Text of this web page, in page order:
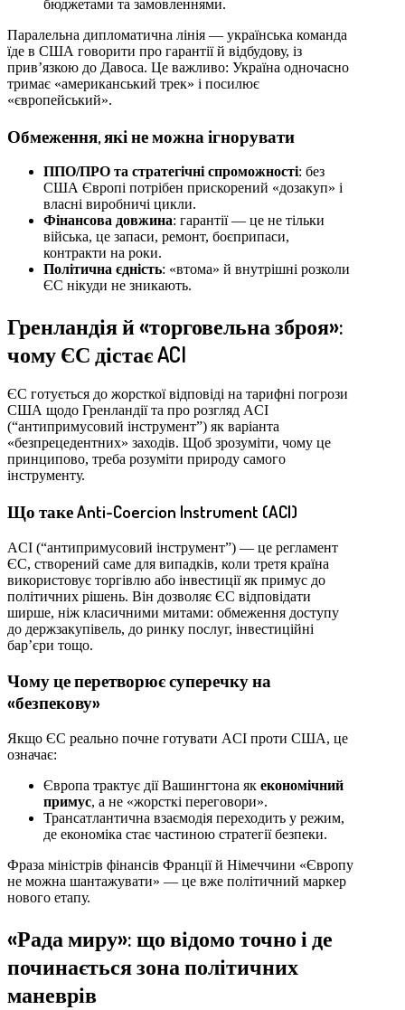
бюджетами та замовленнями.
Паралельна дипломатична лінія — українська команда
їде в США говорити про гарантії й відбудову, із
прив’язкою до Давоса. Це важливо: Україна одночасно
тримає «американський трек» і посилює
«європейський».
Обмеження, які не можна ігнорувати
ППО/ПРО та стратегічні спроможності: без
США Європі потрібен прискорений «дозакуп» і
власні виробничі цикли.
Фінансова довжина: гарантії — це не тільки
війська, це запаси, ремонт, боєприпаси,
контракти на роки.
Політична єдність: «втома» й внутрішні розколи
ЄС нікуди не зникають.
Гренландія й «торговельна зброя»:
чому ЄС дістає ACI
ЄС готується до жорсткої відповіді на тарифні погрози
США щодо Гренландії та про розгляд ACI
(“антипримусовий інструмент”) як варіанта
«безпрецедентних» заходів. Щоб зрозуміти, чому це
принципово, треба розуміти природу самого
інструменту.
Що таке Anti-Coercion Instrument (ACI)
ACI (“антипримусовий інструмент”) — це регламент
ЄС, створений саме для випадків, коли третя країна
використовує торгівлю або інвестиції як примус до
політичних рішень. Він дозволяє ЄС відповідати
ширше, ніж класичними митами: обмеження доступу
до держзакупівель, до ринку послуг, інвестиційні
бар’єри тощо.
Чому це перетворює суперечку на
«безпекову»
Якщо ЄС реально почне готувати ACI проти США, це
означає:
Європа трактує дії Вашингтона як економічний
примус, а не «жорсткі переговори».
Трансатлантична взаємодія переходить у режим,
де економіка стає частиною стратегії безпеки.
Фраза міністрів фінансів Франції й Німеччини «Європу
не можна шантажувати» — це вже політичний маркер
нового етапу.
«Рада миру»: що відомо точно і де
починається зона політичних
маневрів